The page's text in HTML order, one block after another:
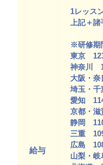
給与
1レッス
上記＋諸
※研修期
東京
神奈川
大阪・
埼玉・
愛知
京都・
静岡
三重
広島
山梨・